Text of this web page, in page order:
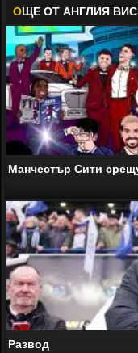
ОЩЕ ОТ АНГЛИЯ
Манчестър Сити
Развод